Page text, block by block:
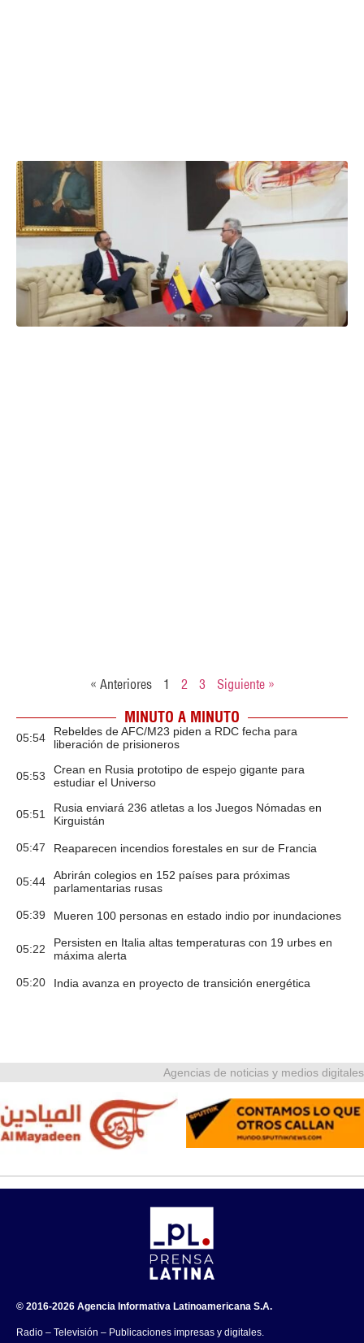
« Anteriores 1 2 3 Siguiente »
MINUTO A MINUTO
05:54
Rebeldes de AFC/M23 piden a RDC fecha para
liberación de prisioneros
05:53
Crean en Rusia prototipo de espejo gigante para
estudiar el Universo
05:51
Rusia enviará 236 atletas a los Juegos Nómadas en
Kirguistán
05:47 Reaparecen incendios forestales en sur de Francia
05:44
Abrirán colegios en 152 países para próximas
parlamentarias rusas
05:39 Mueren 100 personas en estado indio por inundaciones
05:22
Persisten en Italia altas temperaturas con 19 urbes en
máxima alerta
05:20 India avanza en proyecto de transición energética
Agencias de noticias y medios digitales
© 2016-2026 Agencia Informativa Latinoamericana S.A.
Radio – Televisión – Publicaciones impresas y digitales.